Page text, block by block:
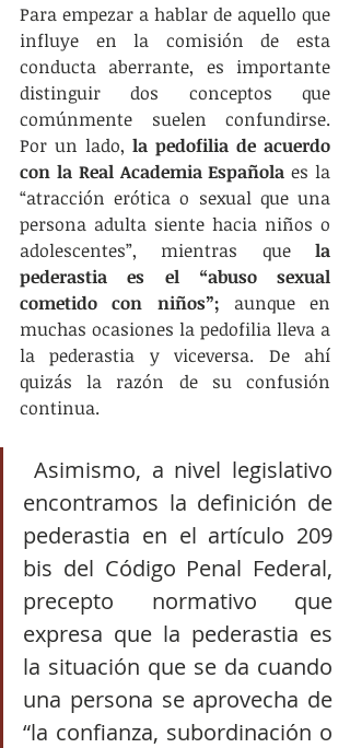
Para empezar a hablar de aquello que
influye en la comisión de esta
conducta aberrante, es importante
distinguir dos conceptos que
comúnmente suelen confundirse.
Por un lado, la pedofilia de acuerdo
con la Real Academia Española es la
“atracción erótica o sexual que una
persona adulta siente hacia niños o
adolescentes”, mientras que la
pederastia es el “abuso sexual
cometido con niños”; aunque en
muchas ocasiones la pedofilia lleva a
la pederastia y viceversa. De ahí
quizás la razón de su confusión
continua.
encontramos la definición de
pederastia en el artículo 209
bis del Código Penal Federal,
precepto normativo que
expresa que la pederastia es
la situación que se da cuando
una persona se aprovecha de
“la confianza, subordinación o